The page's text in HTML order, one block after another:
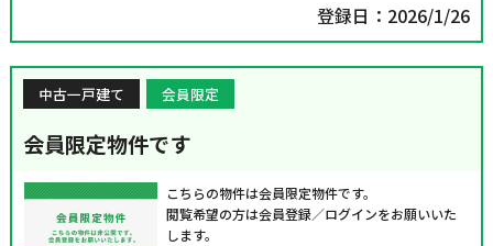
登録日：2026/1/26
中古一戸建て 会員限定
会員限定物件です
こちらの物件は会員限定物件です。
閲覧希望の方は会員登録／ログインをお願いいた
します。